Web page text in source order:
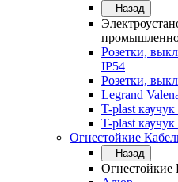
Назад
Розетки,
IP54
Розетки,
Legrand
T-plast
T-plast
Огнестойкие
Назад